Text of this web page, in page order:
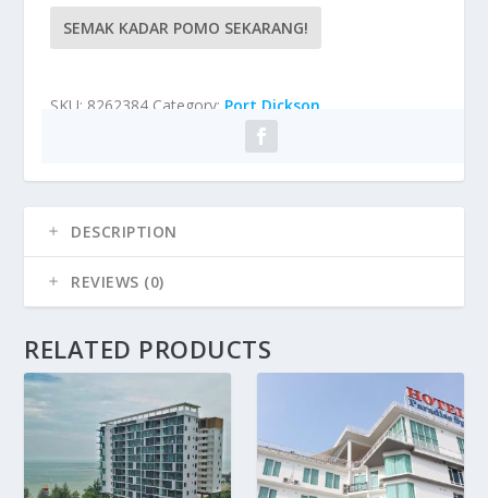
SEMAK KADAR POMO SEKARANG!
SKU: 8262384 Category: Port Dickson
DESCRIPTION
REVIEWS (0)
RELATED PRODUCTS